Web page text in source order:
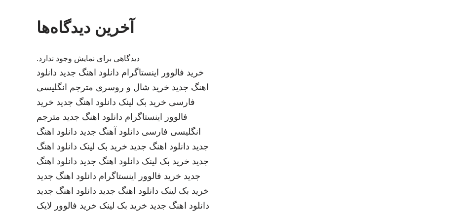
آخرین دیدگاه‌ها
دیدگاهی برای نمایش وجود ندارد.
خرید فالوور اینستاگرام دانلود اهنگ جدید دانلود
اهنگ جدید خرید شال و روسری مترجم انگلیسی
فارسی خرید بک لینک دانلود اهنگ جدید خرید
فالوور اینستاگرام دانلود اهنگ جدید مترجم
انگلیسی فارسی دانلود آهنگ جدید دانلود اهنگ
جدید دانلود اهنگ جدید خرید بک لینک دانلود اهنگ
جدید خرید بک لینک دانلود اهنگ جدید دانلود اهنگ
جدید خرید فالوور اینستاگرام دانلود اهنگ جدید
خرید بک لینک دانلود اهنگ جدید دانلود اهنگ جدید
دانلود اهنگ جدید خرید بک لینک خرید فالوور لایک